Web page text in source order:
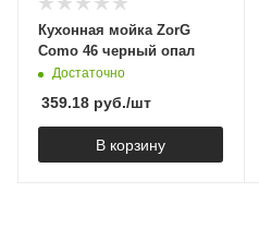
Кухонная мойка ZorG
Como 46 черный опал
Достаточно
359.18 руб./шт
В корзину